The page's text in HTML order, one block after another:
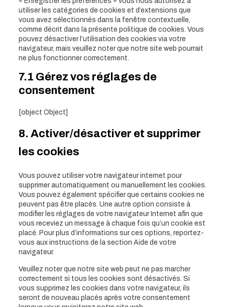
utiliser les catégories de cookies et d’extensions que
vous avez sélectionnés dans la fenêtre contextuelle,
comme décrit dans la présente politique de cookies. Vous
pouvez désactiver l’utilisation des cookies via votre
navigateur, mais veuillez noter que notre site web pourrait
ne plus fonctionner correctement.
7.1 Gérez vos réglages de
consentement
[object Object]
8. Activer/désactiver et supprimer
les cookies
Vous pouvez utiliser votre navigateur internet pour
supprimer automatiquement ou manuellement les cookies.
Vous pouvez également spécifier que certains cookies ne
peuvent pas être placés. Une autre option consiste à
modifier les réglages de votre navigateur Internet afin que
vous receviez un message à chaque fois qu’un cookie est
placé. Pour plus d’informations sur ces options, reportez-
vous aux instructions de la section Aide de votre
navigateur.
Veuillez noter que notre site web peut ne pas marcher
correctement si tous les cookies sont désactivés. Si
vous supprimez les cookies dans votre navigateur, ils
seront de nouveau placés après votre consentement